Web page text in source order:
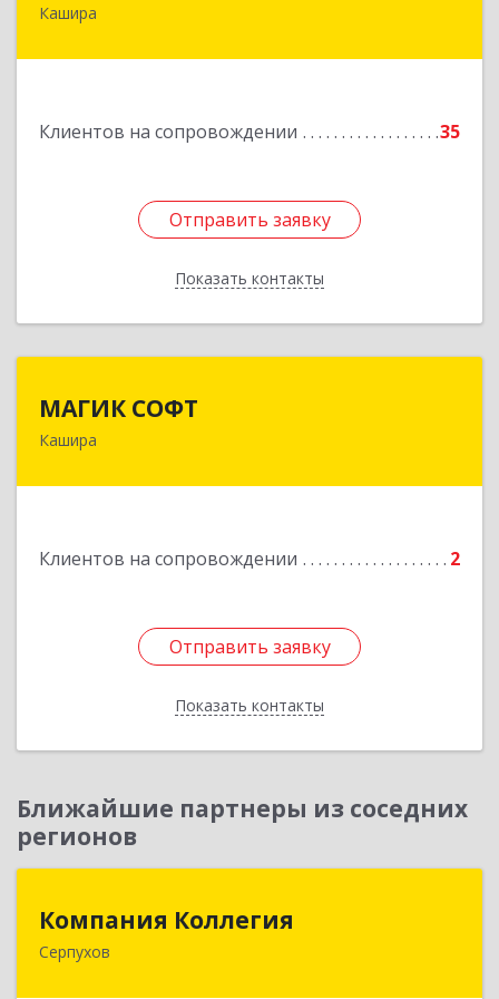
Кашира
Клиентов на сопровождении 35
Отправить заявку
Показать контакты
142932, Московская обл, г.о.Кашира, Каменка д,
Отправить заявку
Назад
МАГИК СОФТ
Кашира
Клиентов на сопровождении 2
Отправить заявку
Показать контакты
Отправить заявку
Назад
Ближайшие партнеры из соседних
регионов
Компания Коллегия
Серпухов
142211, Московская обл, Серпухов г, Оборонная